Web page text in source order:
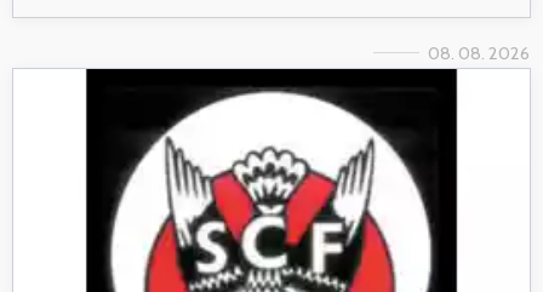
08. 08. 2026